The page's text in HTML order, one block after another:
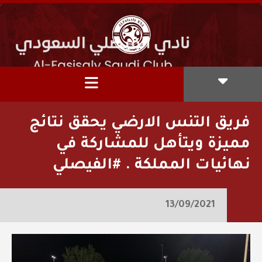
فريق التنس الارضي يحقق نتائج
مميزة ويتأهل للمشاركة في
نهائيات المملكة . ‏⁧‫#الفيصلي
13/09/2021